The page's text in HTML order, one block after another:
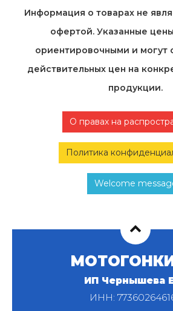
Информация о товарах не
офертой. Указанные
ориентировочными и могут
действительных цен на
продукции.
О правах на
Политика
Welcome
ИП Чернышева
ИНН: